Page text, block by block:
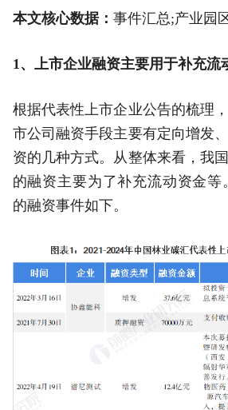
本文核心数据： 事件汇总;产业园
1、上市企业融资主要用于补充流
根据代表性上市企业公告的梳理
市公司融资手段主要有定向增发
资的几种方式。从整体来看，我
的融资主要为了补充流动资金等
的融资事件如下。